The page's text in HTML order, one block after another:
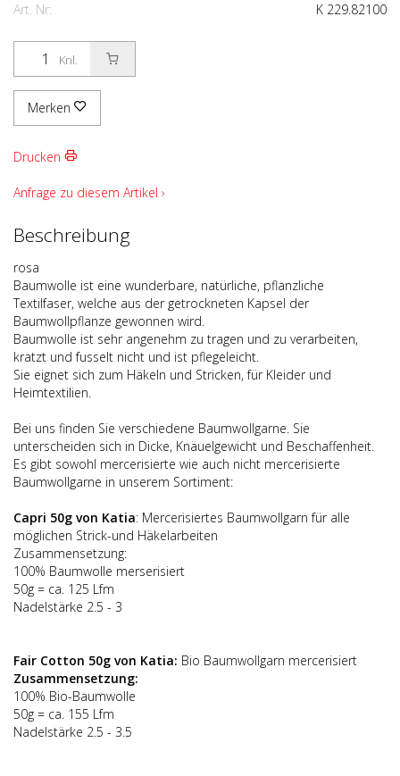
Art. Nr: K 229.82100
Knl.
Merken
Drucken
Anfrage zu diesem Artikel ›
Beschreibung
rosa
Baumwolle ist eine wunderbare, natürliche, pflanzliche
Textilfaser, welche aus der getrockneten Kapsel der
Baumwollpflanze gewonnen wird.
Baumwolle ist sehr angenehm zu tragen und zu verarbeiten,
kratzt und fusselt nicht und ist pflegeleicht.
Sie eignet sich zum Häkeln und Stricken, für Kleider und
Heimtextilien.
Bei uns finden Sie verschiedene Baumwollgarne. Sie
unterscheiden sich in Dicke, Knäuelgewicht und Beschaffenheit.
Es gibt sowohl mercerisierte wie auch nicht mercerisierte
Baumwollgarne in unserem Sortiment:
Capri 50g von Katia: Mercerisiertes Baumwollgarn für alle
möglichen Strick-und Häkelarbeiten
Zusammensetzung:
100% Baumwolle merserisiert
50g = ca. 125 Lfm
Nadelstärke 2.5 - 3
Fair Cotton 50g von Katia: Bio Baumwollgarn mercerisiert
Zusammensetzung:
100% Bio-Baumwolle
50g = ca. 155 Lfm
Nadelstärke 2.5 - 3.5